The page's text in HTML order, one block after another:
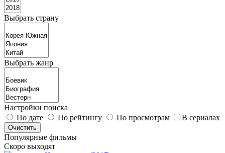
Выбрать страну
Выбрать жанр
Настройки поиска
По дате
По рейтингу По просмотрам В сериалах
Популярные фильмы
Скоро выходят